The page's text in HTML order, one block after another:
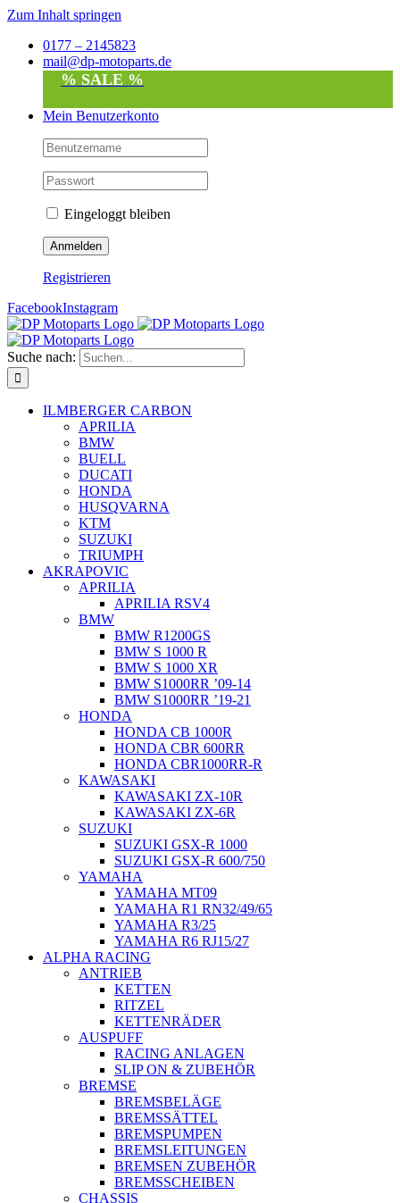
Zum Inhalt springen
0177 – 2145823
mail@dp-motoparts.de
% SALE %
Mein Benutzerkonto
Eingeloggt bleiben
Registrieren
FacebookInstagram
Suche nach:
ILMBERGER CARBON
APRILIA
BMW
BUELL
DUCATI
HONDA
HUSQVARNA
KTM
SUZUKI
TRIUMPH
AKRAPOVIC
APRILIA
APRILIA RSV4
BMW
BMW R1200GS
BMW S 1000 R
BMW S 1000 XR
BMW S1000RR ’09-14
BMW S1000RR ’19-21
HONDA
HONDA CB 1000R
HONDA CBR 600RR
HONDA CBR1000RR-R
KAWASAKI
KAWASAKI ZX-10R
KAWASAKI ZX-6R
SUZUKI
SUZUKI GSX-R 1000
SUZUKI GSX-R 600/750
YAMAHA
YAMAHA MT09
YAMAHA R1 RN32/49/65
YAMAHA R3/25
YAMAHA R6 RJ15/27
ALPHA RACING
ANTRIEB
KETTEN
RITZEL
KETTENRÄDER
AUSPUFF
RACING ANLAGEN
SLIP ON & ZUBEHÖR
BREMSE
BREMSBELÄGE
BREMSSÄTTEL
BREMSPUMPEN
BREMSLEITUNGEN
BREMSEN ZUBEHÖR
BREMSSCHEIBEN
CHASSIS